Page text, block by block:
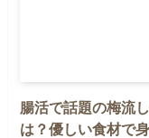
腸活で話題の梅流
は？優しい食材で